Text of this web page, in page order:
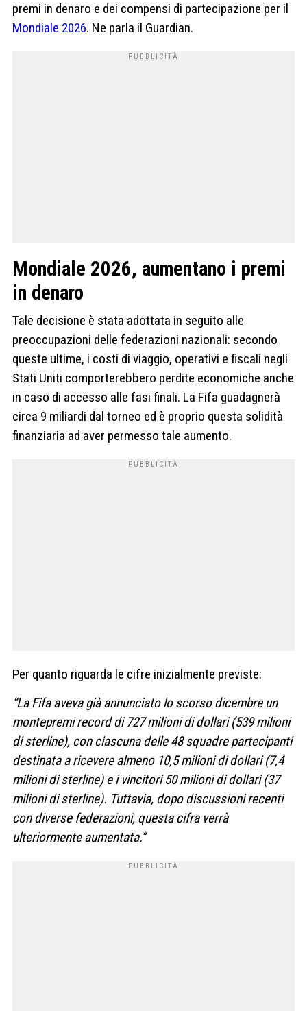
premi in denaro e dei compensi di partecipazione per il
Mondiale 2026. Ne parla il Guardian.
Mondiale 2026, aumentano i premi
in denaro
Tale decisione è stata adottata in seguito alle
preoccupazioni delle federazioni nazionali: secondo
queste ultime, i costi di viaggio, operativi e fiscali negli
Stati Uniti comporterebbero perdite economiche anche
in caso di accesso alle fasi finali. La Fifa guadagnerà
circa 9 miliardi dal torneo ed è proprio questa solidità
finanziaria ad aver permesso tale aumento.
Per quanto riguarda le cifre inizialmente previste:
“La Fifa aveva già annunciato lo scorso dicembre un
montepremi record di 727 milioni di dollari (539 milioni
di sterline), con ciascuna delle 48 squadre partecipanti
destinata a ricevere almeno 10,5 milioni di dollari (7,4
milioni di sterline) e i vincitori 50 milioni di dollari (37
milioni di sterline). Tuttavia, dopo discussioni recenti
con diverse federazioni, questa cifra verrà
ulteriormente aumentata.”